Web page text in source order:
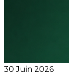
30 Juin 2026